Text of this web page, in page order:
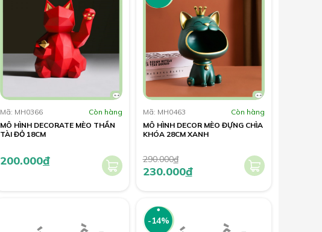
Mã: MH0366
Còn hàng
MÔ HÌNH DECORATE MÈO THẦN
TÀI ĐỎ 18CM
200.000đ
Mã: MH0463
Còn hàng
MÔ HÌNH DECOR MÈO ĐỰNG CHÌA
KHÓA 28CM XANH
290.000đ
230.000đ
-14%